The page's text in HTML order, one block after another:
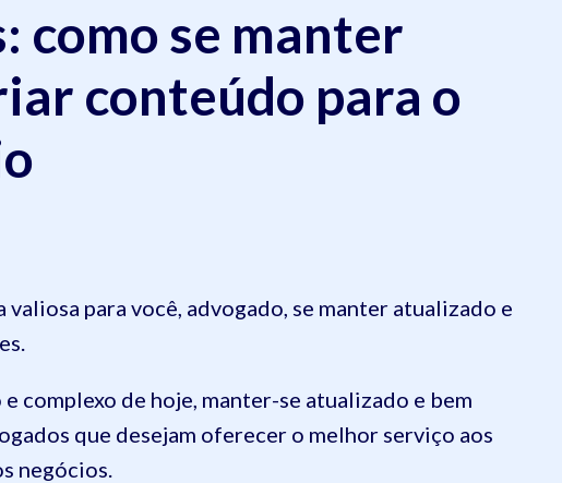
como se manter
conteúdo para o
para você, advogado, se manter atualizado e
complexo de hoje, manter-se atualizado e bem
que desejam oferecer o melhor serviço aos
negócios.